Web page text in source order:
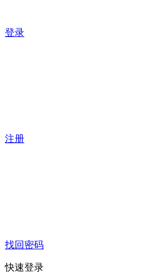
登录
注册
找回密码
快速登录